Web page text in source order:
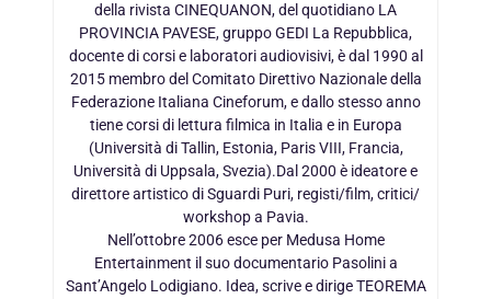
della rivista CINEQUANON, del quotidiano LA
PROVINCIA PAVESE, gruppo GEDI La Repubblica,
docente di corsi e laboratori audiovisivi, è dal 1990 al
2015 membro del Comitato Direttivo Nazionale della
Federazione Italiana Cineforum, e dallo stesso anno
tiene corsi di lettura filmica in Italia e in Europa
(Università di Tallin, Estonia, Paris VIII, Francia,
Università di Uppsala, Svezia).Dal 2000 è ideatore e
direttore artistico di Sguardi Puri, registi/film, critici/
workshop a Pavia.
Nell’ottobre 2006 esce per Medusa Home
Entertainment il suo documentario Pasolini a
Sant’Angelo Lodigiano. Idea, scrive e dirige TEOREMA